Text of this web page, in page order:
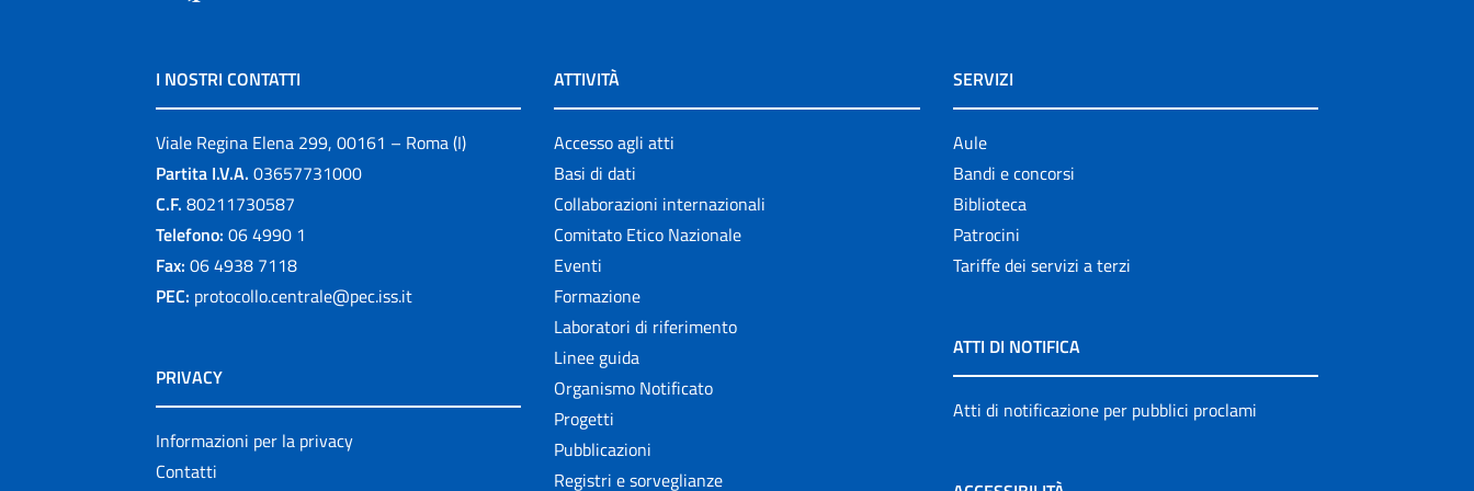
I NOSTRI CONTATTI
Viale Regina Elena 299, 00161 – Roma (I)
Partita I.V.A. 03657731000
C.F. 80211730587
Telefono: 06 4990 1
Fax: 06 4938 7118
PEC: protocollo.centrale@pec.iss.it
PRIVACY
Informazioni per la privacy
Contatti
ATTIVITÀ
Accesso agli atti
Basi di dati
Collaborazioni internazionali
Comitato Etico Nazionale
Eventi
Formazione
Laboratori di riferimento
Linee guida
Organismo Notificato
Progetti
Pubblicazioni
Registri e sorveglianze
SERVIZI
Aule
Bandi e concorsi
Biblioteca
Patrocini
Tariffe dei servizi a terzi
ATTI DI NOTIFICA
Atti di notificazione per pubblici proclami